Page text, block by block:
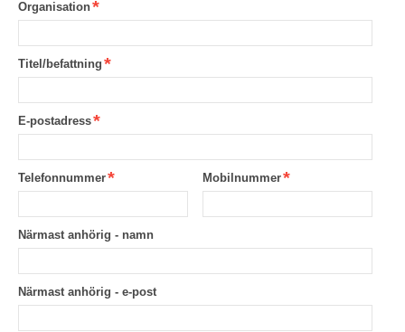
Organisation
Titel/befattning
E-postadress
Telefonnummer Mobilnummer
Närmast anhörig - namn
Närmast anhörig - e-post